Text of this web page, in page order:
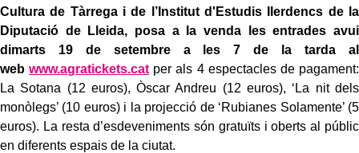
Cultura de Tàrrega i de l’Institut d'Estudis Ilerdencs de la
Diputació de Lleida, posa a la venda les entrades avui
dimarts 19 de setembre a les 7 de la tarda
al
webwww.agratickets.cat per als 4 espectacles de pagament:
La Sotana (12 euros), Òscar Andreu (12 euros), ‘La nit dels
monòlegs’ (10 euros) i la projecció de ‘Rubianes Solamente’ (5
euros). La resta d’esdeveniments són gratuïts i oberts al públic
en diferents espais de la ciutat.